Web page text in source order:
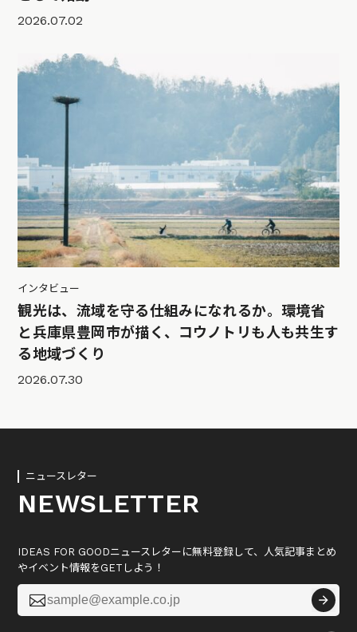
2026.07.02
インタビュー
観光は、流域を守る仕組みになれるか。環境省
と兵庫県豊岡市が描く、コウノトリも人も共生す
る地域づくり
2026.07.30
ニュースレター
NEWSLETTER
IDEAS FOR GOODニュースレターに無料登録して、人気記事まとめ
やイベント情報をGETしよう！
